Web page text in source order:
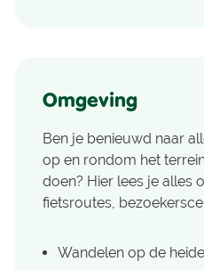
Omgeving
Ben je benieuwd naar
op en rondom het
doen? Hier lees je alles
fietsroutes,
Wandelen op de